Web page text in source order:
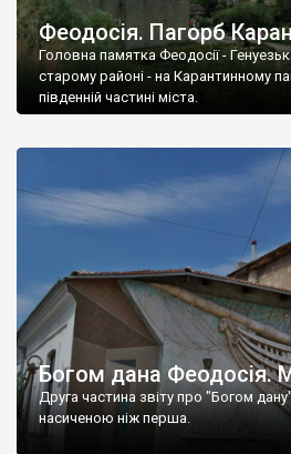
Феодосія. Пагорб
Головна памятка Феодосії -
старому районі - на Карантинному
південній частині міста.
Богом дана Феодосія.
Друга частина звіту про "Богом
насиченою ніж перша.